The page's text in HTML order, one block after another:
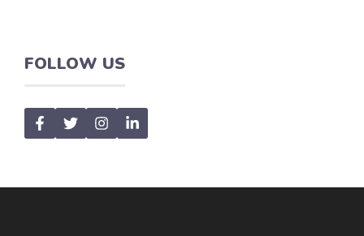
FOLLOW US